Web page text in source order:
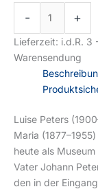
- +
Lieferzeit: i.d.R. 3
Warensendung
Luise Peters
Maria
heute als
Vater Johann
den in der